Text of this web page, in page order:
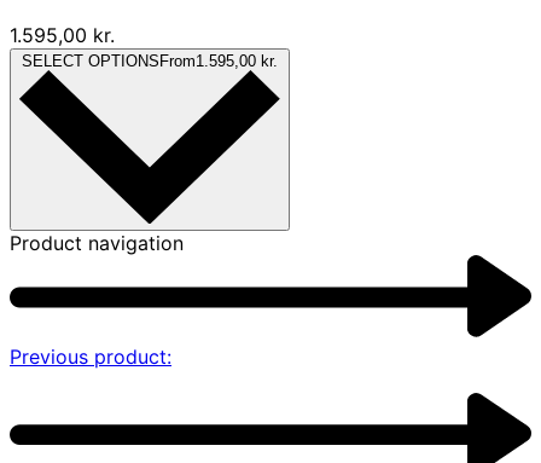
1.595,00 kr.
SELECT OPTIONS From1.595,00 kr.
Product navigation
Previous product: